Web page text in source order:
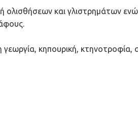
ολισθήσεων και γλιστρημάτων
γεωργία, κηπουρική, κτηνοτροφία,